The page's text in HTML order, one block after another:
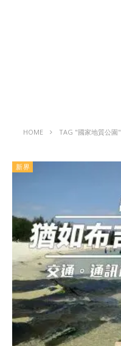
HOME TAG "國家地質公園"
新界